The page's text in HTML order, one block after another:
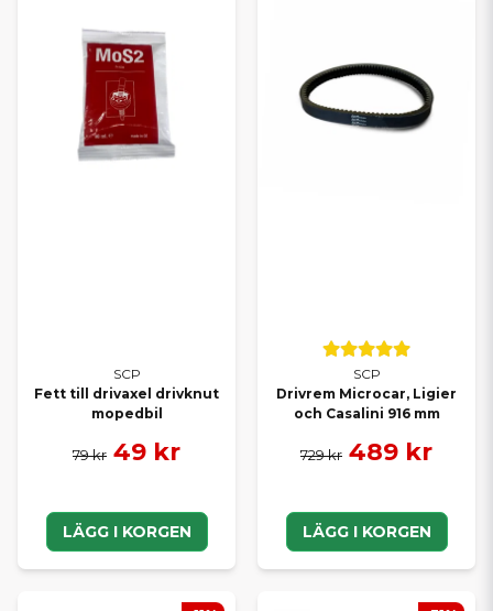
SCP
Fett till drivaxel drivknut
mopedbil
79 kr 49 kr
LÄGG I KORGEN
SCP
Drivrem Microcar, Ligier
och Casalini 916 mm
729 kr 489 kr
LÄGG I KORGEN